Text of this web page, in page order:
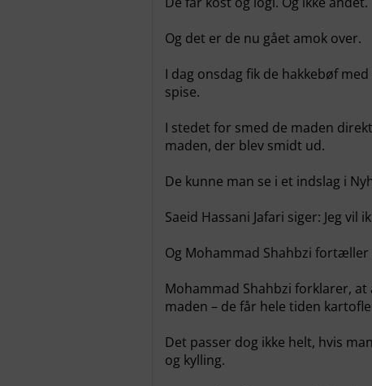
Og det er de nu gået amok over.
I dag onsdag fik de hakkebøf
spise.
I stedet for smed de maden
maden, der blev smidt ud.
De kunne man se i et indslag i
Saeid Hassani Jafari siger: Jeg
Og Mohammad Shahbzi
Mohammad Shahbzi forklarer,
maden – de får hele tiden
Det passer dog ikke helt, hvis
og kylling.